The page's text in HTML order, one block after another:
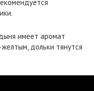
имеет аромат
дольки тянутся